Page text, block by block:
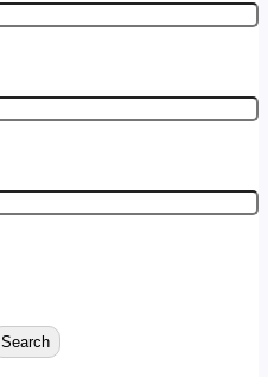
Search